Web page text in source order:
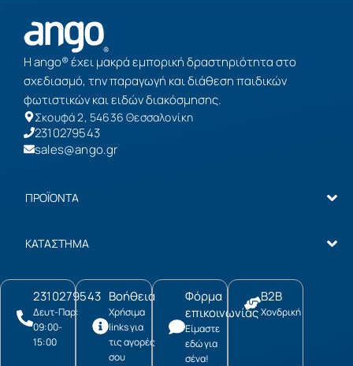
Η ango® έχει μακρά εμπορική δραστηριότητα στο
σχεδιασμό, την παραγωγή και διάθεση παιδικών
φωτιστικών και ειδών διακόσμησης.
Σκουφά 2, 54636 Θεσσαλονίκη
2310279543
sales@ango.gr
ΠΡΟΪΟΝΤΑ
ΚΑΤΑΣΤΗΜΑ
2310279543
Δευτ-Παρ:
09:00-
15:00
Βοήθεια
Χρήσιμα
links για
τις αγορές
σου
Φόρμα
επικοινωνίας
Είμαστε
εδώ για
σένα!
B2B
Χονδρική